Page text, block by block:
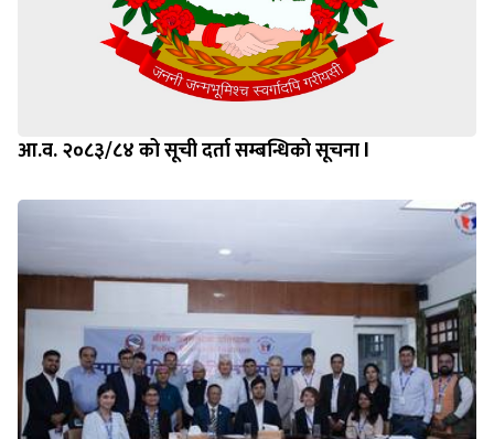
आ.व. २०८३/८४ को सूची दर्ता सम्बन्धिको सूचना l